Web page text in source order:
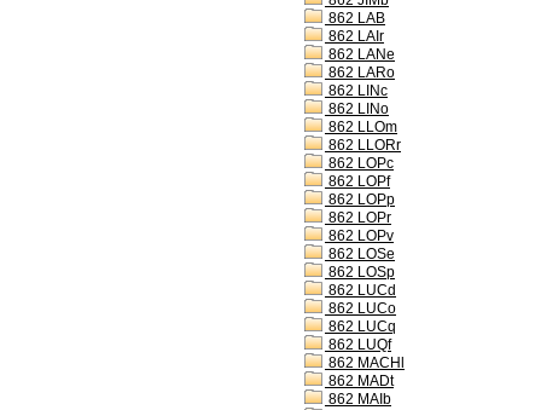
862 LAB
862 LAIr
862 LANe
862 LARo
862 LINc
862 LINo
862 LLOm
862 LLORr
862 LOPc
862 LOPf
862 LOPp
862 LOPr
862 LOPv
862 LOSe
862 LOSp
862 LUCd
862 LUCo
862 LUCq
862 LUQf
862 MACHl
862 MADt
862 MAIb